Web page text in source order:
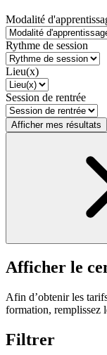
Modalité
Rythme de session
Lieu(x)
Session de rentrée
Afficher mes résultats
Afficher le
Afin d’obtenir les
formation, remplissez
Filtrer